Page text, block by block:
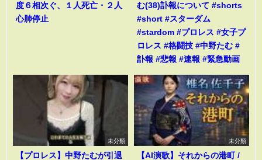
度６相次ぐ、１人死亡・２人
心肺停止
む(38)訃報について #shorts
#short #スターダム
#stardom #プロレス #女子プ
ロレス #格闘技 #中野たむ #
訃報 #悲報 #速報 #緊急動画
未分類
【プロレス】中野たむが引退
未分類
【AI演歌】それからの港町 /